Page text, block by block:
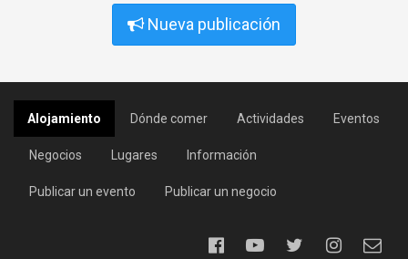
Nueva publicación
Alojamiento Dónde comer Actividades Eventos
Negocios Lugares Información
Publicar un evento Publicar un negocio